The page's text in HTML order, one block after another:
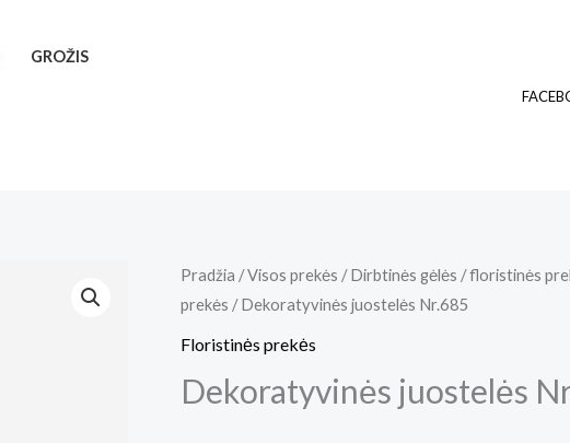
GROŽIS
Pradžia /Visos prekės /Dirbtinės gėlės / floristinės
prekės / Dekoratyvinės juostelės Nr.685
Floristinės prekės
Dekoratyvinės juostelės